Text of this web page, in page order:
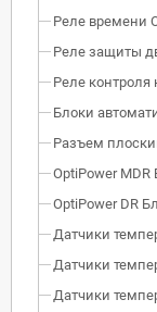
Реле времени
Реле защиты
Реле контроля
Блоки
Разъем
OptiPower
OptiPower DR
Датчики
Датчики
Датчики